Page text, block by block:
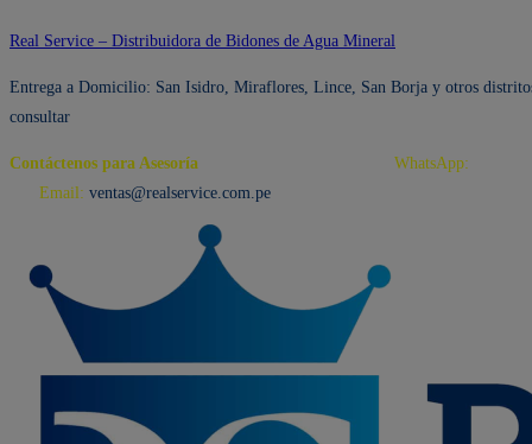
Ir
contenido
Real Service – Distribuidora de Bidones de Agua Mineral
Entrega a Domicilio: San Isidro, Miraflores, Lince, San Borja y otros
consultar
Contáctenos para Asesoría WhatsApp:
Email: ventas@realservice.com.pe